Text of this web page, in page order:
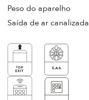
Peso do aparelho
Saída de ar canalizada